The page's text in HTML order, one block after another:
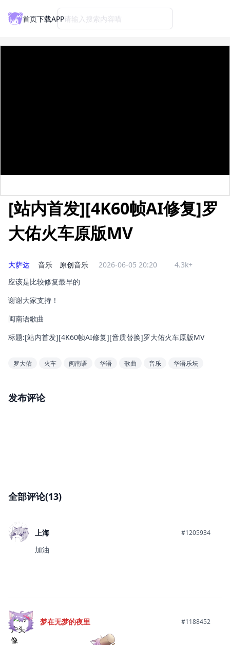
首页下载APP请输入搜索内容喵
[站内首发][4K60帧AI修复]罗
大佑火车原版MV
大萨达 音乐 原创音乐 2026-06-05 20:20
4.3k+
应该是比较修复最早的
谢谢大家支持！
闽南语歌曲
标题:[站内首发][4K60帧AI修复][音质替换]罗大佑火车原版MV
罗大佑 火车 闽南语 华语 歌曲 音乐 华语乐坛
发布评论
全部评论(13)
上海 #1205934
加油
梦在无梦的夜里 #1188452